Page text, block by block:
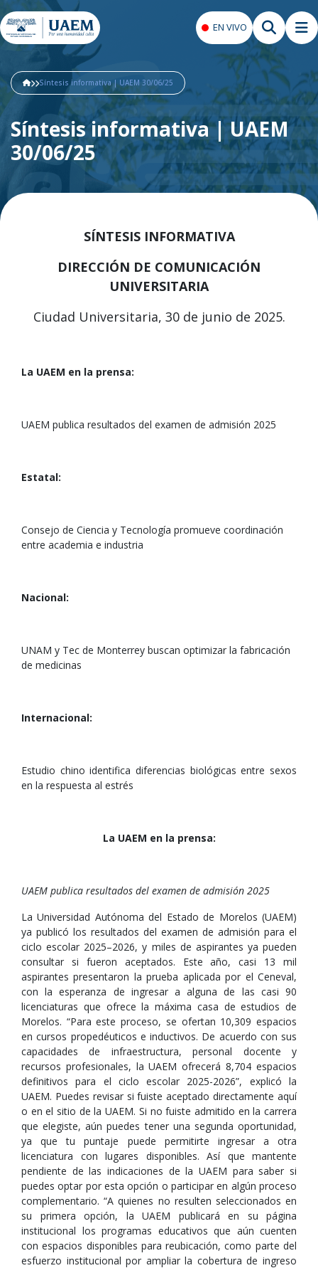
EN VIVO
Síntesis informativa | UAEM 30/06/25
Síntesis informativa | UAEM
30/06/25
SÍNTESIS INFORMATIVA
DIRECCIÓN DE COMUNICACIÓN
UNIVERSITARIA
Ciudad Universitaria, 30 de junio de 2025.
La UAEM en la prensa:
UAEM publica resultados del examen de admisión 2025
Estatal:
Consejo de Ciencia y Tecnología promueve coordinación
entre academia e industria
Nacional:
UNAM y Tec de Monterrey buscan optimizar la fabricación
de medicinas
Internacional:
Estudio chino identifica diferencias biológicas entre sexos
en la respuesta al estrés
La UAEM en la prensa:
UAEM publica resultados del examen de admisión 2025
La Universidad Autónoma del Estado de Morelos (UAEM)
ya publicó los resultados del examen de admisión para el
ciclo escolar 2025–2026, y miles de aspirantes ya pueden
consultar si fueron aceptados. Este año, casi 13 mil
aspirantes presentaron la prueba aplicada por el Ceneval,
con la esperanza de ingresar a alguna de las casi 90
licenciaturas que ofrece la máxima casa de estudios de
Morelos. “Para este proceso, se ofertan 10,309 espacios
en cursos propedéuticos e inductivos. De acuerdo con sus
capacidades de infraestructura, personal docente y
recursos profesionales, la UAEM ofrecerá 8,704 espacios
definitivos para el ciclo escolar 2025-2026”, explicó la
UAEM. Puedes revisar si fuiste aceptado directamente aquí
o en el sitio de la UAEM. Si no fuiste admitido en la carrera
que elegiste, aún puedes tener una segunda oportunidad,
ya que tu puntaje puede permitirte ingresar a otra
licenciatura con lugares disponibles. Así que mantente
pendiente de las indicaciones de la UAEM para saber si
puedes optar por esta opción o participar en algún proceso
complementario. “A quienes no resulten seleccionados en
su primera opción, la UAEM publicará en su página
institucional los programas educativos que aún cuenten
con espacios disponibles para reubicación, como parte del
esfuerzo institucional por ampliar la cobertura de ingreso